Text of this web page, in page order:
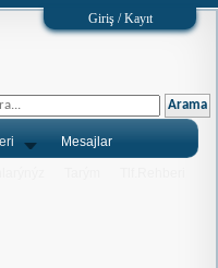
Giriş / Kayıt
Mesajlar